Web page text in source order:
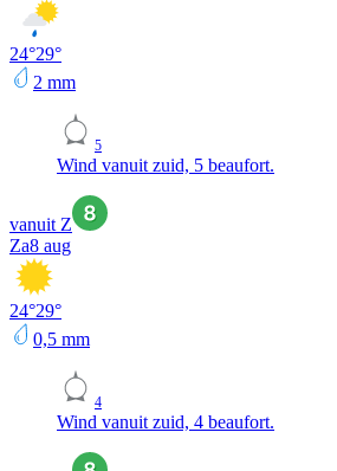
24°29°
2 mm
5
Wind vanuit zuid, 5 beaufort.
vanuit Z
Za8 aug
24°29°
0,5 mm
4
Wind vanuit zuid, 4 beaufort.